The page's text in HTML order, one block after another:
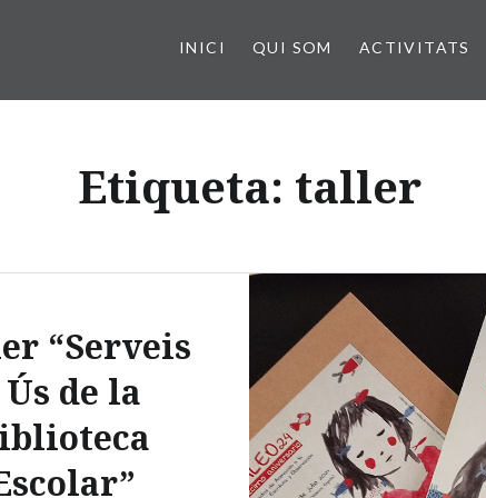
INICI QUI SOM ACTIVITATS
Etiqueta: taller
“Serveis
de la